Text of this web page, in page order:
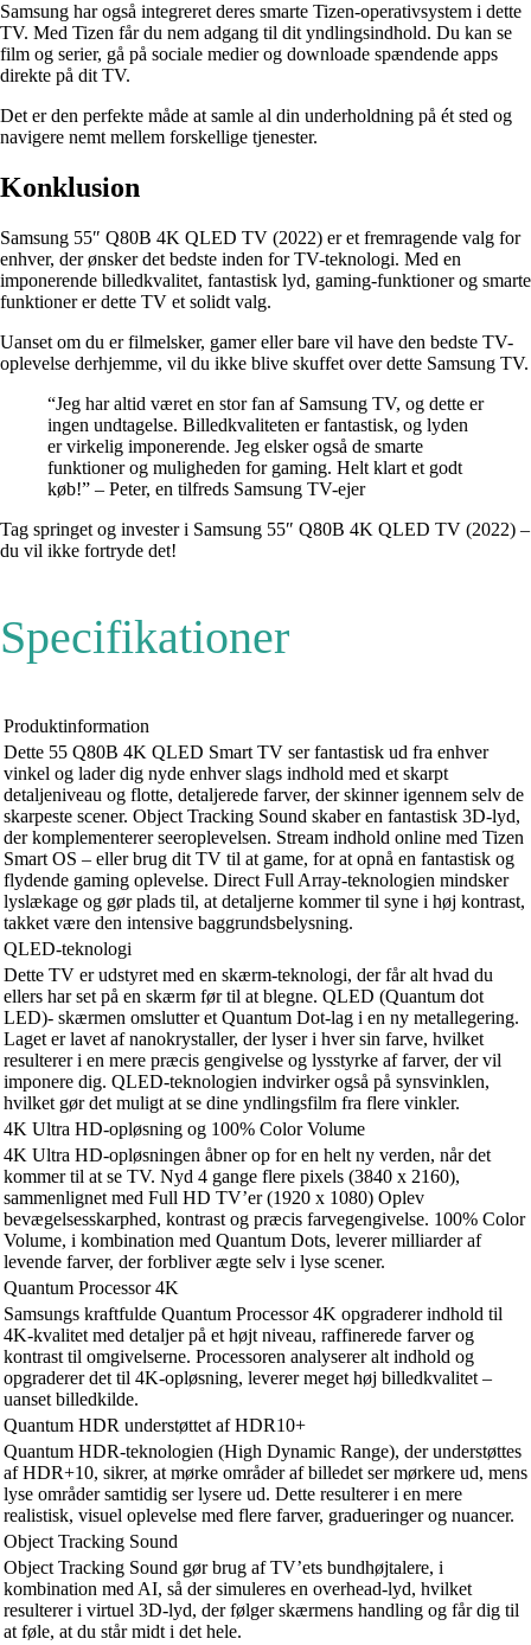
Samsung har også integreret deres smarte Tizen-operativsystem i dette
TV. Med Tizen får du nem adgang til dit yndlingsindhold. Du kan se
film og serier, gå på sociale medier og downloade spændende apps
direkte på dit TV.
Det er den perfekte måde at samle al din underholdning på ét sted og
navigere nemt mellem forskellige tjenester.
Konklusion
Samsung 55″ Q80B 4K QLED TV (2022) er et fremragende valg for
enhver, der ønsker det bedste inden for TV-teknologi. Med en
imponerende billedkvalitet, fantastisk lyd, gaming-funktioner og smarte
funktioner er dette TV et solidt valg.
Uanset om du er filmelsker, gamer eller bare vil have den bedste TV-
oplevelse derhjemme, vil du ikke blive skuffet over dette Samsung TV.
“Jeg har altid været en stor fan af Samsung TV, og dette er
ingen undtagelse. Billedkvaliteten er fantastisk, og lyden
er virkelig imponerende. Jeg elsker også de smarte
funktioner og muligheden for gaming. Helt klart et godt
køb!” – Peter, en tilfreds Samsung TV-ejer
Tag springet og invester i Samsung 55″ Q80B 4K QLED TV (2022) –
du vil ikke fortryde det!
Specifikationer
Produktinformation
Dette 55 Q80B 4K QLED Smart TV ser fantastisk ud fra enhver
vinkel og lader dig nyde enhver slags indhold med et skarpt
detaljeniveau og flotte, detaljerede farver, der skinner igennem selv de
skarpeste scener. Object Tracking Sound skaber en fantastisk 3D-lyd,
der komplementerer seeroplevelsen. Stream indhold online med Tizen
Smart OS – eller brug dit TV til at game, for at opnå en fantastisk og
flydende gaming oplevelse. Direct Full Array-teknologien mindsker
lyslækage og gør plads til, at detaljerne kommer til syne i høj kontrast,
takket være den intensive baggrundsbelysning.
QLED-teknologi
Dette TV er udstyret med en skærm-teknologi, der får alt hvad du
ellers har set på en skærm før til at blegne. QLED (Quantum dot
LED)- skærmen omslutter et Quantum Dot-lag i en ny metallegering.
Laget er lavet af nanokrystaller, der lyser i hver sin farve, hvilket
resulterer i en mere præcis gengivelse og lysstyrke af farver, der vil
imponere dig. QLED-teknologien indvirker også på synsvinklen,
hvilket gør det muligt at se dine yndlingsfilm fra flere vinkler.
4K Ultra HD-opløsning og 100% Color Volume
4K Ultra HD-opløsningen åbner op for en helt ny verden, når det
kommer til at se TV. Nyd 4 gange flere pixels (3840 x 2160),
sammenlignet med Full HD TV’er (1920 x 1080) Oplev
bevægelsesskarphed, kontrast og præcis farvegengivelse. 100% Color
Volume, i kombination med Quantum Dots, leverer milliarder af
levende farver, der forbliver ægte selv i lyse scener.
Quantum Processor 4K
Samsungs kraftfulde Quantum Processor 4K opgraderer indhold til
4K-kvalitet med detaljer på et højt niveau, raffinerede farver og
kontrast til omgivelserne. Processoren analyserer alt indhold og
opgraderer det til 4K-opløsning, leverer meget høj billedkvalitet –
uanset billedkilde.
Quantum HDR understøttet af HDR10+
Quantum HDR-teknologien (High Dynamic Range), der understøttes
af HDR+10, sikrer, at mørke områder af billedet ser mørkere ud, mens
lyse områder samtidig ser lysere ud. Dette resulterer i en mere
realistisk, visuel oplevelse med flere farver, gradueringer og nuancer.
Object Tracking Sound
Object Tracking Sound gør brug af TV’ets bundhøjtalere, i
kombination med AI, så der simuleres en overhead-lyd, hvilket
resulterer i virtuel 3D-lyd, der følger skærmens handling og får dig til
at føle, at du står midt i det hele.